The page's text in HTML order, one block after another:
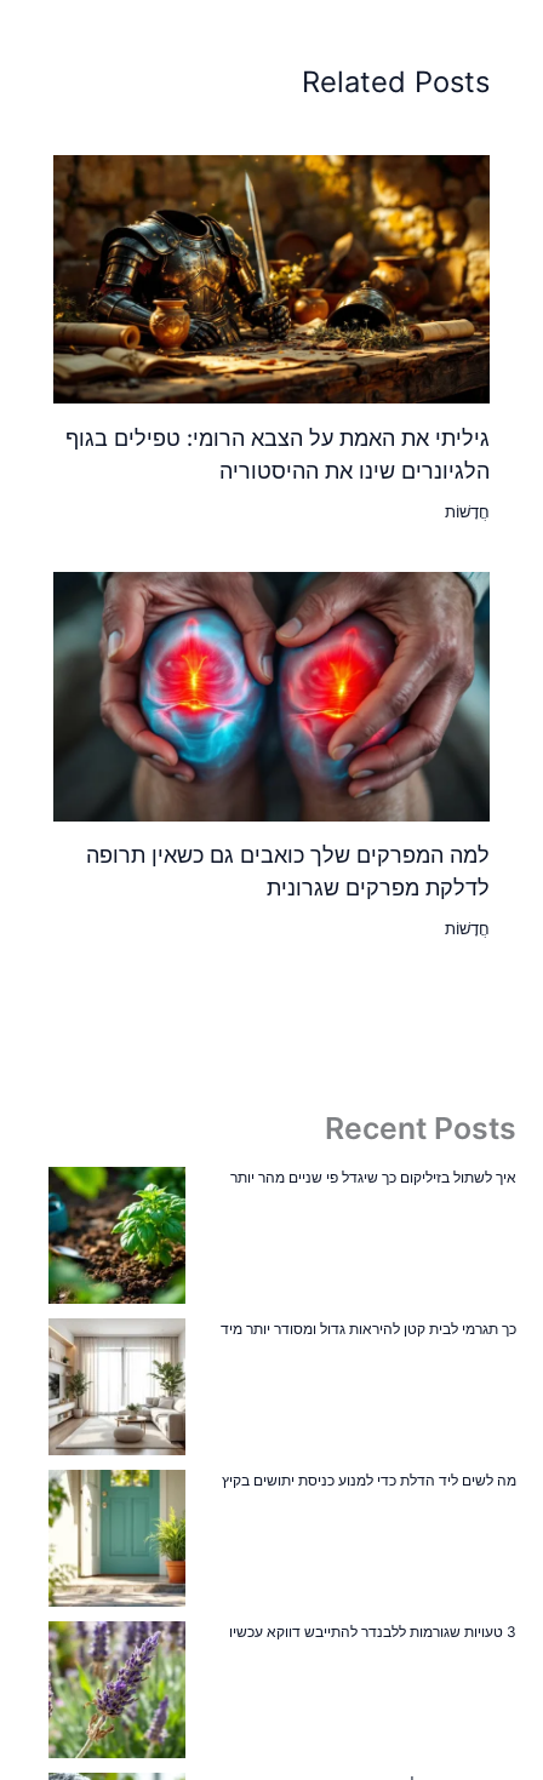
Related Posts
גיליתי את האמת על הצבא הרומי: טפילים בגוף
הלגיונרים שינו את ההיסטוריה
חֲדָשׁוֹת
למה המפרקים שלך כואבים גם כשאין תרופה
לדלקת מפרקים שגרונית
חֲדָשׁוֹת
Recent Posts
איך לשתול בזיליקום כך שיגדל פי שניים מהר יותר
כך תגרמי לבית קטן להיראות גדול ומסודר יותר מיד
מה לשים ליד הדלת כדי למנוע כניסת יתושים בקיץ
3 טעויות שגורמות ללבנדר להתייבש דווקא עכשיו